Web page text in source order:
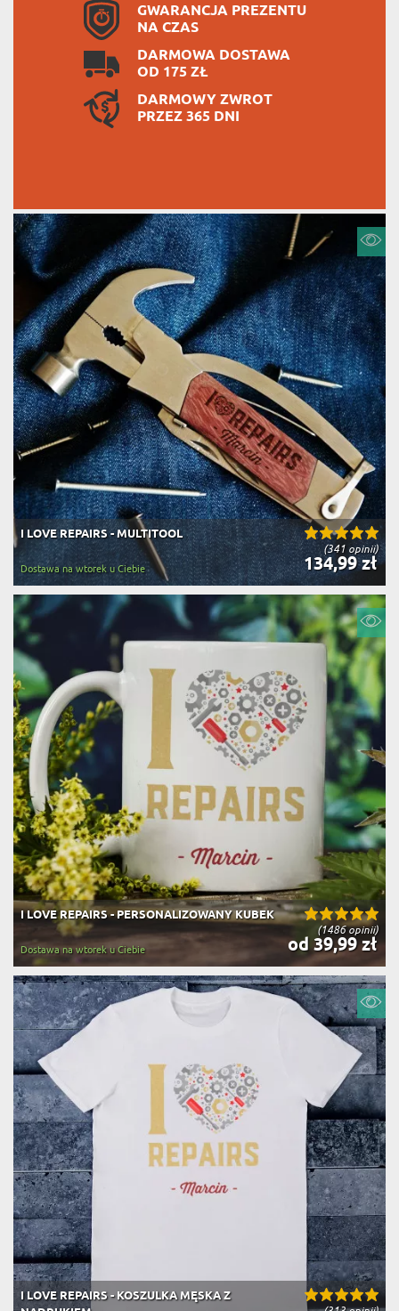
GWARANCJA PREZENTU
NA CZAS
DARMOWA DOSTAWA
OD 175 ZŁ
DARMOWY ZWROT
PRZEZ 365 DNI
(341 opinii)
I LOVE REPAIRS - MULTITOOL
134,99 zł
Dostawa na wtorek u Ciebie
(1486 opinii)
I LOVE REPAIRS - PERSONALIZOWANY KUBEK
od 39,99 zł
Dostawa na wtorek u Ciebie
I LOVE REPAIRS - KOSZULKA MĘSKA Z